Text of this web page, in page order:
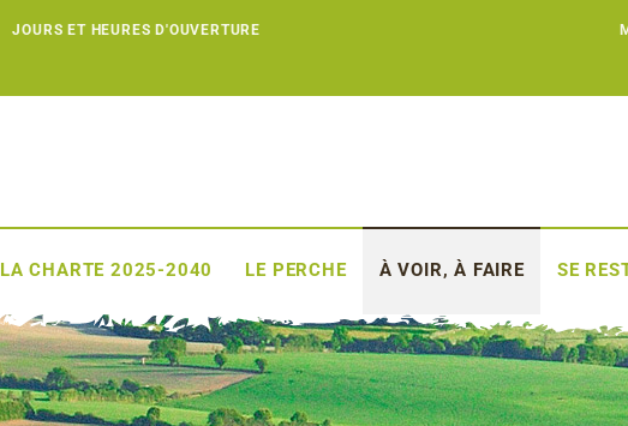
JOURS ET HEURES D'OUVERTURE
LA CHARTE 2025-2040 LE PERCHE À VOIR, À FAIRE SE